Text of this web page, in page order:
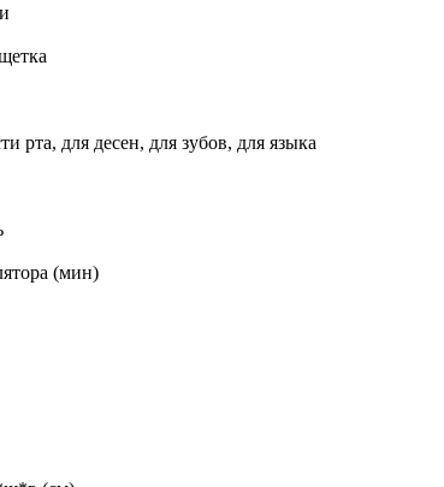
рта, для десен, для зубов, для языка
(мин)